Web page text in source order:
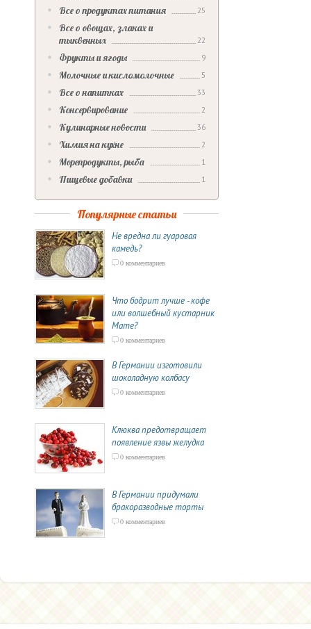
Все о продуктах питания 25
Все о овощах, злаках и
тыквенных
22
Фрукты и ягоды 9
Молочные и кисломолочные 5
Все о напитках 33
Консервирование 2
Кулинарные новости 36
Химия на кухне 2
Морепродукты, рыба 1
Пищевые добавки 1
Популярные статьи
Не вредна ли гуаровая
камедь?
0 комментариев
Что бодрит лучше - кофе
или волшебный кустарник
Мате?
0 комментариев
В Германии изготовили
шоколадную колбасу
0 комментариев
Клюква предотвращает
появление язвы желудка
0 комментариев
В Германии придумали
бракоразводные торты
0 комментариев